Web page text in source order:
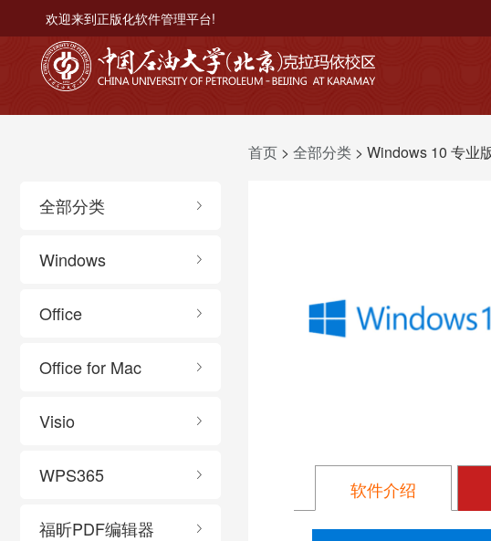
欢迎来到正版化软件管理平台!
全部分类
Windows
Office
Office for Mac
Visio
WPS365
福昕PDF编辑器
首页 > 全部分类 > Windows 10 专业
软件介绍